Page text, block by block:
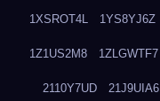
1XSROT4L 1YS8YJ6Z
1Z1US2M8 1ZLGWTF7
2110Y7UD 21J9UIA6